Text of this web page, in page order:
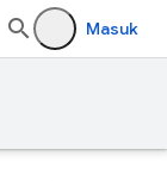
Masuk